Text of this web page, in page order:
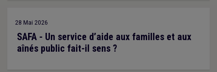
28 Mai 2026
SAFA - Un service d’aide aux familles et aux
aînés public fait-il sens ?